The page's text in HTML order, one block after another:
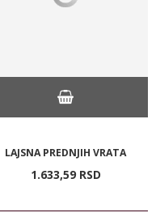
LAJSNA PREDNJIH VRATA
1.633,59 RSD